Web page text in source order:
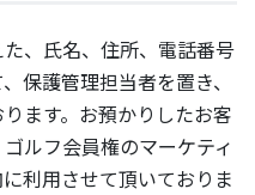
、氏名、住所、電話番号
保護管理担当者を置き、
ます。お預かりしたお客
ルフ会員権のマーケティ
利用させて頂いておりま